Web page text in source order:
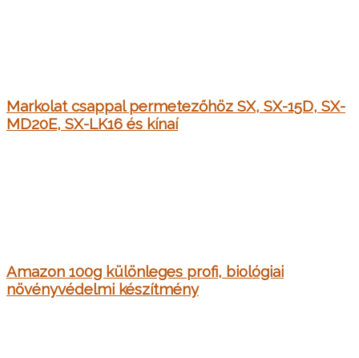
Markolat csappal permetezőhöz SX, SX-15D, SX-
MD20E, SX-LK16 és kínaí
Amazon 100g különleges profi, biológiai
növényvédelmi készítmény